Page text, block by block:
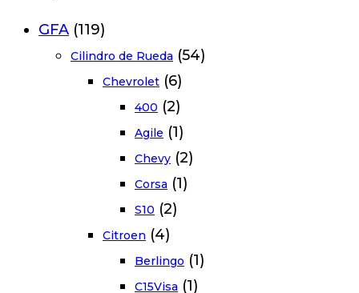
GFA (119)
Cilindro de Rueda (54)
Chevrolet (6)
400 (2)
Agile (1)
Chevy (2)
Corsa (1)
S10 (2)
Citroen (4)
Berlingo (1)
C15Visa (1)